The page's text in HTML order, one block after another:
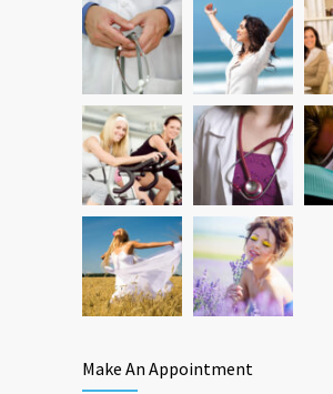
Make An Appointment